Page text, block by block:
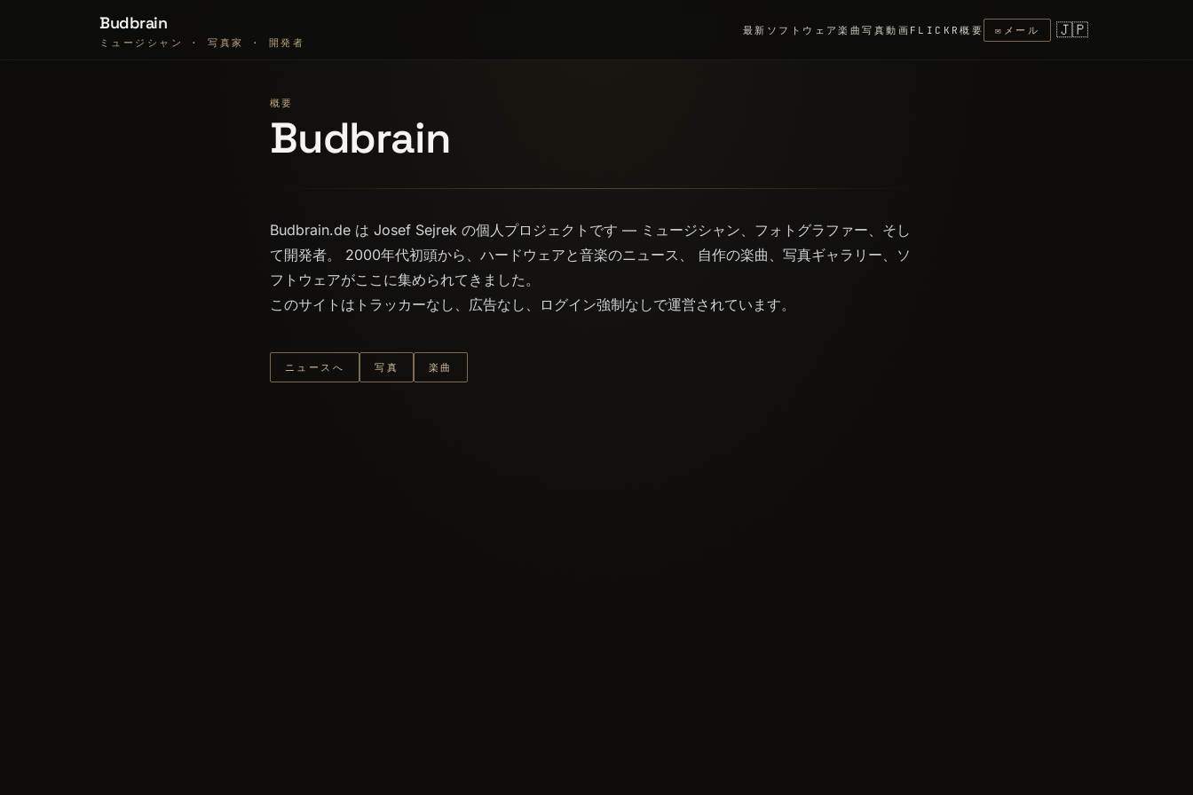
Budbrain
ミュージシャン · 写真家 · 開発者
最新 ソフトウェア楽曲写真動画 FLICKR概要 ✉ メール 🇯🇵
概要
Budbrain
Budbrain.de は Josef Sejrek の個人プロジェクトです — ミュージシャン、フォトグラファー、そし
て開発者。 2000年代初頭から、ハードウェアと音楽のニュース、 自作の楽曲、写真ギャラリー、ソ
フトウェアがここに集められてきました。
このサイトはトラッカーなし、広告なし、ログイン強制なしで運営されています。
ニュースへ 写真 楽曲